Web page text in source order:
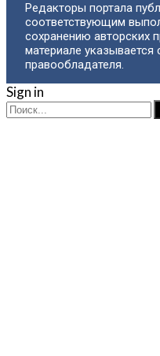
Редакторы портала
соответствующим
сохранению авторских
материале указывается
правообладателя.
Sign in